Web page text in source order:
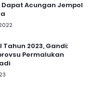
Dapat Acungan Jempol
Tahun 2023, Gandi:
Permalukan